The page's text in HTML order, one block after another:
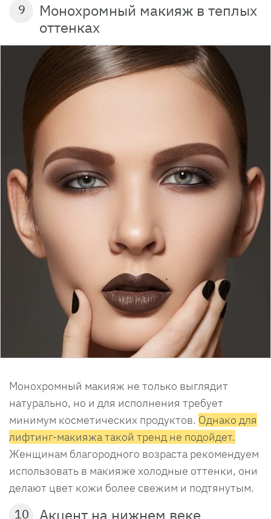
9
Монохромный макияж в теплых
оттенках
Монохромный макияж не только выглядит
натурально, но и для исполнения требует
минимум косметических продуктов. Однако для
лифтинг-макияжа такой тренд не подойдет.
Женщинам благородного возраста рекомендуем
использовать в макияже холодные оттенки, они
делают цвет кожи более свежим и подтянутым.
10 Акцент на нижнем веке